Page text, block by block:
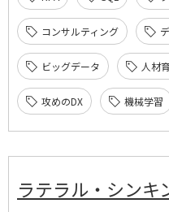
コンサルティング
ビッグデータ 人材
攻めのDX 機械学習
ラテラル・シンキ